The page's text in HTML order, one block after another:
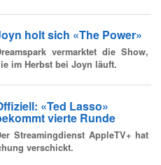
holt sich «The Power»
vermarktet die Show,
im Herbst bei Joyn läuft.
«Ted Lasso»
vierte Runde
Streamingdienst AppleTV+ hat
verschickt.